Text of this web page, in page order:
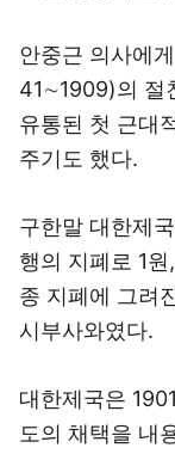
안중근 의사에
41∼1909)의 절
유통된 첫 근대
주기도 했다.
구한말 대한제
행의 지폐로 1
종 지폐에 그려
시부사와였다.
대한제국은
도의 채택을 내